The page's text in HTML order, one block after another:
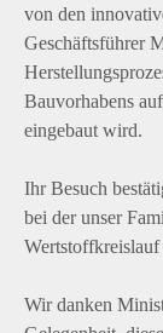
von den
Geschäftsführer
Bauvorhabens
eingebaut wird.
Ihr Besuch
bei der unser
Wir danken